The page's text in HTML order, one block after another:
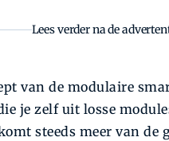
Lees verder na de
van de modulaire
je zelf uit losse
steeds meer van de